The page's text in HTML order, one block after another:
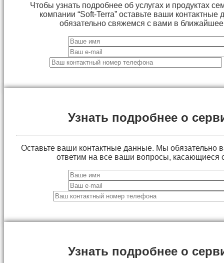
Чтобы узнать подробнее об услугах и продуктах
компании “Soft-Terra” оставьте ваши
обязательно свяжемся с вами в
Узнать подробнее о
Оставьте ваши контактные данные. Мы обязательно
ответим на все ваши вопросы, касающиеся
Узнать подробнее о